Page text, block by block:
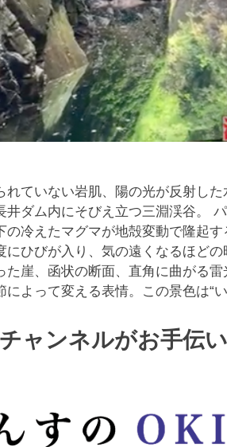
れていない岩肌、陽の光が反射し
井ダム内にそびえ立つ三淵渓谷。
の冷えたマグマが地殻変動で隆起
にひびが入り、気の遠くなるほど
た崖、函状の断面、直角に曲がる
よって変える表情。この景色は“
ャンネルがお手伝